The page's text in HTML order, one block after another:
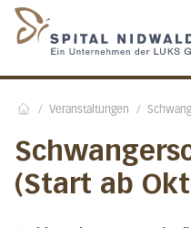
/ Veranstaltungen /
(Start ab